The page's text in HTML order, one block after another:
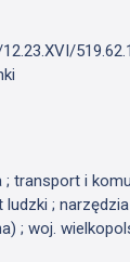
; transport i
;
; woj.